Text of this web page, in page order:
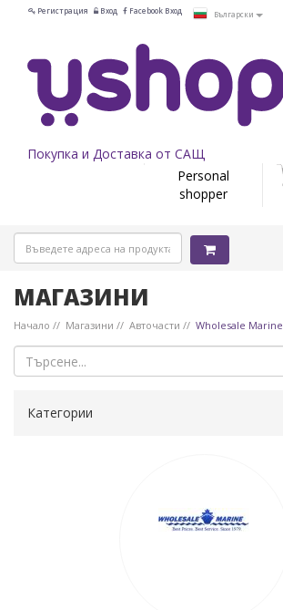
Регистрация Вход Facebook Вход Български
Покупка и Доставка от САЩ
Personal
shopper
МАГАЗИНИ
Начало Магазини Авточасти Wholesale Marine
Категории